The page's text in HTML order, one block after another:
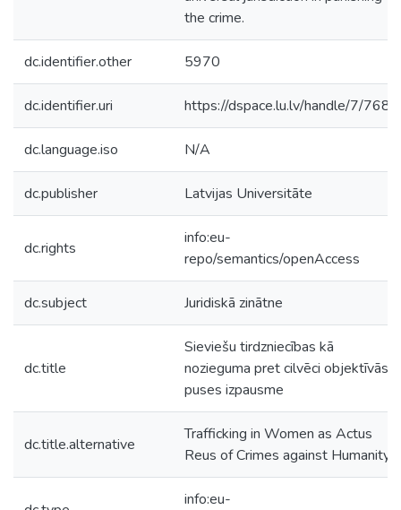
the crime.
dc.identifier.other 5970
dc.identifier.uri https://dspace.lu.lv/handle/7/7680
dc.language.iso N/A
dc.publisher Latvijas Universitāte
dc.rights
info:eu-
repo/semantics/openAccess
dc.subject Juridiskā zinātne
dc.title
Sieviešu tirdzniecības kā
nozieguma pret cilvēci objektīvās
puses izpausme
dc.title.alternative
Trafficking in Women as Actus
Reus of Crimes against Humanity
info:eu-